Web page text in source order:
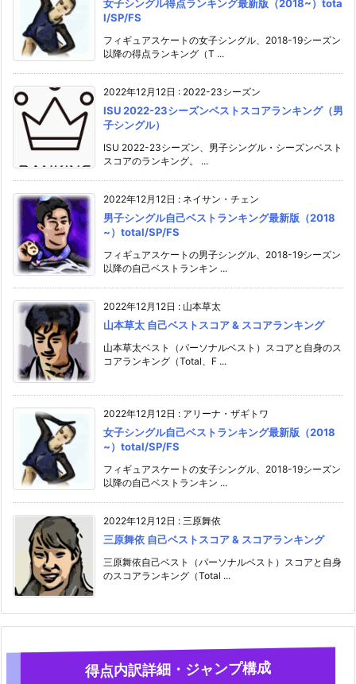
女子シングル得点ランキング最新版（2018~）tota
l/SP/FS
フィギュアスケートの女子シングル、2018-19シーズン
以降の得点ランキング（T ...
2022年12月12日 : 2022-23シーズン
ISU 2022-23シーズンベストスコアランキング（男
子シングル）
ISU 2022-23シーズン、男子シングル・シーズンベスト
スコアのランキング。 ...
2022年12月12日 : ネイサン・チェン
男子シングル自己ベストランキング最新版（2018
~）total/SP/FS
フィギュアスケートの男子シングル、2018-19シーズン
以降の自己ベストランキン ...
2022年12月12日 : 山本草太
山本草太 自己ベストスコア & スコアランキング
山本草太ベスト（パーソナルベスト）スコアと自身のス
コアランキング（Total、F ...
2022年12月12日 : アリーナ・ザギトワ
女子シングル自己ベストランキング最新版（2018
~）total/SP/FS
フィギュアスケートの女子シングル、2018-19シーズン
以降の自己ベストランキン ...
2022年12月12日 : 三原舞依
三原舞依 自己ベストスコア & スコアランキング
三原舞依自己ベスト（パーソナルベスト）スコアと自身
のスコアランキング（Total ...
得点内訳詳細・ジャンプ構成